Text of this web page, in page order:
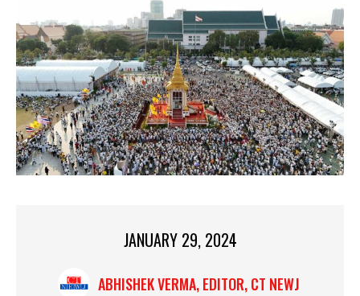
JANUARY 29, 2024
ABHISHEK VERMA, EDITOR, CT NEWJ